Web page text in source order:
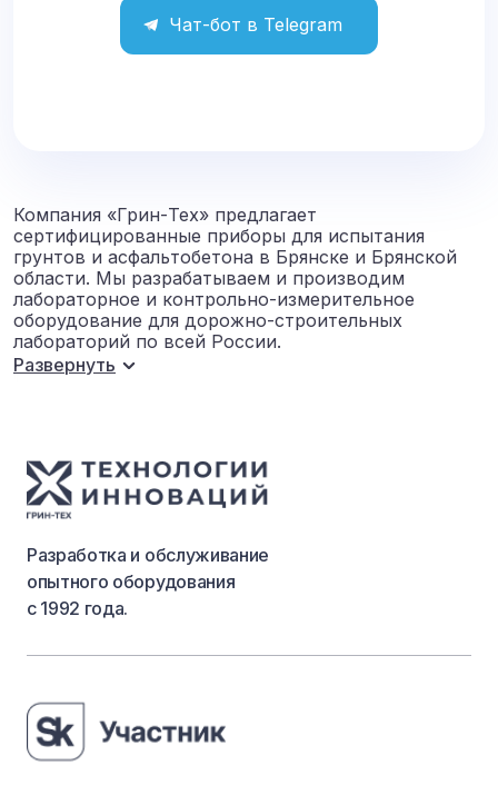
Чат-бот в Telegram
Компания «Грин-Тех» предлагает
сертифицированные приборы для испытания
грунтов и асфальтобетона в Брянске и Брянской
области. Мы разрабатываем и производим
лабораторное и контрольно-измерительное
оборудование для дорожно-строительных
лабораторий по всей России.
Развернуть
Разработка и обслуживание
опытного оборудования
с 1992 года.